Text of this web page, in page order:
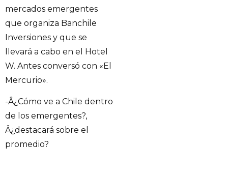
mercados emergentes
que organiza Banchile
Inversiones y que se
llevará a cabo en el Hotel
W. Antes conversó con «El
Mercurio».
-Â¿Cómo ve a Chile dentro
de los emergentes?,
Â¿destacará sobre el
promedio?